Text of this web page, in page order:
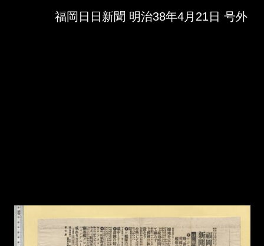
Media Viewer福岡日日新聞 明治38年4月21日 号外